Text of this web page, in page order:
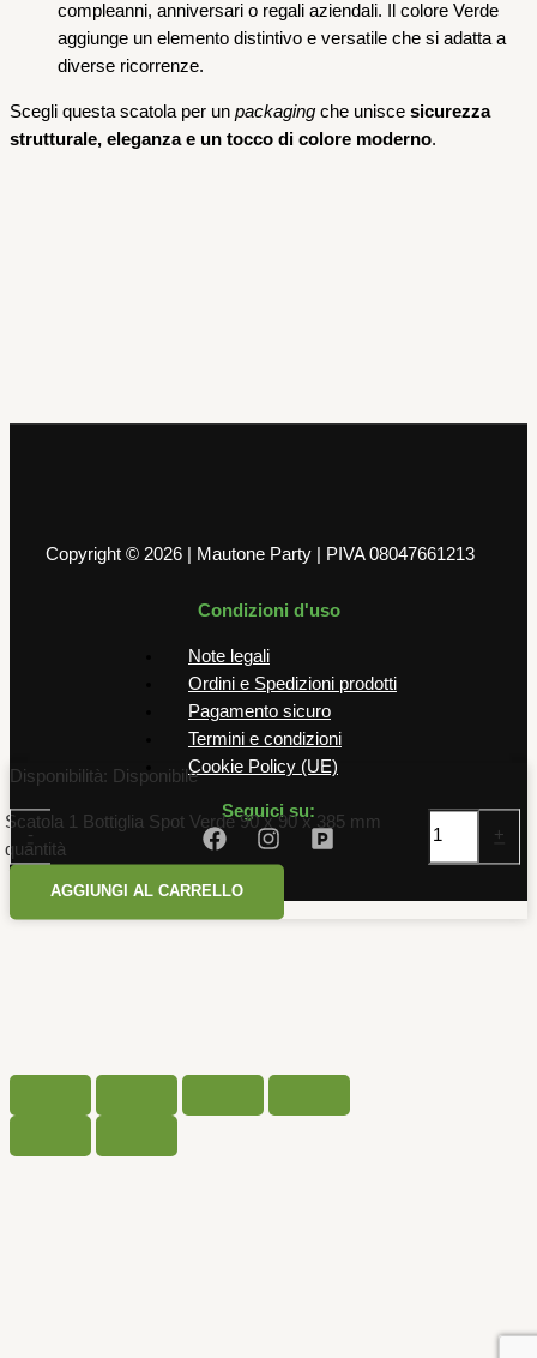
compleanni, anniversari o regali aziendali. Il colore Verde
aggiunge un elemento distintivo e versatile che si adatta a
diverse ricorrenze.
Scegli questa scatola per un packaging che unisce sicurezza
strutturale, eleganza e un tocco di colore moderno.
Copyright © 2026 | Mautone Party | PIVA 08047661213
Condizioni d'uso
Note legali
Ordini e Spedizioni prodotti
Pagamento sicuro
Termini e condizioni
Cookie Policy (UE)
Seguici su:
Disponibilità: Disponibile
-
Scatola 1 Bottiglia Spot Verde 90 x 90 x 385 mm
quantità
+
AGGIUNGI AL CARRELLO